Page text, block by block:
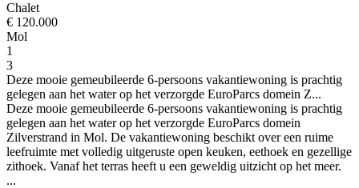
Chalet
€ 120.000
Mol
1
3
Deze mooie gemeubileerde 6-persoons vakantiewoning is prachtig
gelegen aan het water op het verzorgde EuroParcs domein Z...
Deze mooie gemeubileerde 6-persoons vakantiewoning is prachtig
gelegen aan het water op het verzorgde EuroParcs domein
Zilverstrand in Mol. De vakantiewoning beschikt over een ruime
leefruimte met volledig uitgeruste open keuken, eethoek en gezellige
zithoek. Vanaf het terras heeft u een geweldig uitzicht op het meer.
...